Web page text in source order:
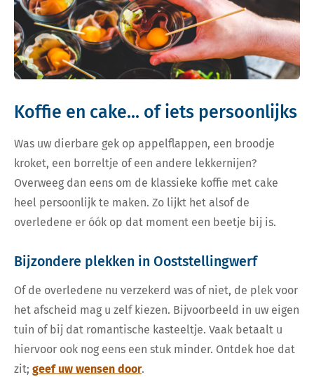
Koffie en cake... of iets persoonlijks
Was uw dierbare gek op appelflappen, een broodje
kroket, een borreltje of een andere lekkernijen?
Overweeg dan eens om de klassieke koffie met cake
heel persoonlijk te maken. Zo lijkt het alsof de
overledene er óók op dat moment een beetje bij is.
Bijzondere plekken in Ooststellingwerf
Of de overledene nu verzekerd was of niet, de plek voor
het afscheid mag u zelf kiezen. Bijvoorbeeld in uw eigen
tuin of bij dat romantische kasteeltje. Vaak betaalt u
hiervoor ook nog eens een stuk minder. Ontdek hoe dat
zit; geef uw wensen door.